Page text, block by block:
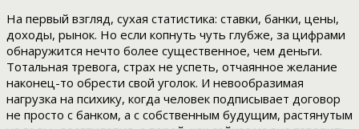
На первый взгляд, сухая статистика: ставки, банки, цены,
доходы, рынок. Но если копнуть чуть глубже, за цифрами
обнаружится нечто более существенное, чем деньги.
Тотальная тревога, страх не успеть, отчаянное желание
наконец-то обрести свой уголок. И невообразимая
нагрузка на психику, когда человек подписывает договор
не просто с банком, а с собственным будущим, растянутым